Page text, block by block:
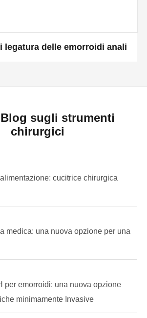
legatura delle emorroidi anali
sugli strumenti
chirurgici
cucitrice chirurgica
medica: una nuova opzione per una
per emorroidi: una nuova opzione
minimamente Invasive